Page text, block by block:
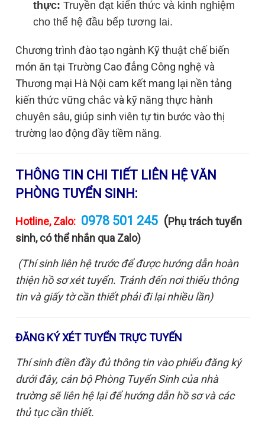
thực: Truyền đạt kiến thức và kinh nghiệm
cho thế hệ đầu bếp tương lai.
Chương trình đào tạo ngành Kỹ thuật chế biến
món ăn tại Trường Cao đẳng Công nghệ và
Thương mại Hà Nội cam kết mang lại nền tảng
kiến thức vững chắc và kỹ năng thực hành
chuyên sâu, giúp sinh viên tự tin bước vào thị
trường lao động đầy tiềm năng.
THÔNG TIN CHI TIẾT LIÊN HỆ VĂN
PHÒNG TUYỂN SINH:
Hotline, Zalo: 0978 501 245 (Phụ trách tuyển
sinh, có thể nhắn qua Zalo)
(Thí sinh liên hệ trước để được hướng dẫn hoàn
thiện hồ sơ xét tuyển. Tránh đến nơi thiếu thông
tin và giấy tờ cần thiết phải đi lại nhiều lần)
ĐĂNG KÝ XÉT TUYỂN TRỰC TUYẾN
Thí sinh điền đầy đủ thông tin vào phiếu đăng ký
dưới đây, cán bộ Phòng Tuyển Sinh của nhà
trường sẽ liên hệ lại để hướng dẫn hồ sơ và các
thủ tục cần thiết.